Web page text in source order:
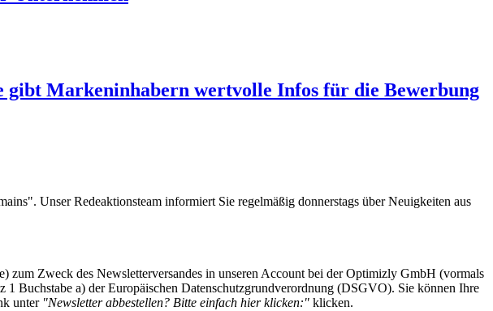
gibt Markeninhabern wertvolle Infos für die Bewerbung
Unser Redeaktionsteam informiert Sie regelmäßig donnerstags über Neuigkeiten aus
Zweck des Newsletterversandes in unseren Account bei der Optimizly GmbH (vormals
Buchstabe a) der Europäischen Datenschutzgrundverordnung (DSGVO). Sie können Ihre
unter "Newsletter abbestellen? Bitte einfach hier klicken:" klicken.